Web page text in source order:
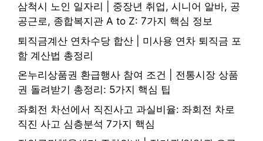
삼척시 노인 일자리 | 중장년 취업, 시니어 알바, 공
공근로, 종합복지관 A to Z: 7가지 핵심 정보
퇴직금계산 연차수당 합산 | 미사용 연차 퇴직금 포
함 계산법 총정리
온누리상품권 환급행사 참여 조건 | 전통시장 상품
권 돌려받기 총정리: 5가지 핵심 팁
좌회전 차선에서 직진사고 과실비율: 좌회전 차로
직진 사고 심층분석 7가지 핵심